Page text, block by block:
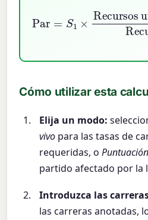
Recursos utilizados por el Equipo 2
Cómo utilizar esta
Elija un modo:
vivo para las tasas de
requeridas, o
partido afectado por la
Introduzca las
las carreras anotadas,